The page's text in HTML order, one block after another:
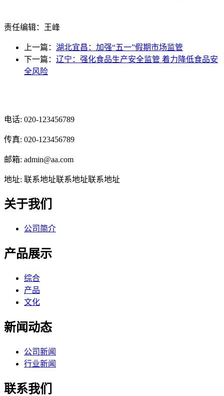
责任编辑：王峰
上一篇： 湖北宜昌：加强“五一”假期市场监管
下一篇： 辽宁：强化食品生产安全监管 着力降低食品安
全风险
电话: 020-123456789
传真: 020-123456789
邮箱: admin@aa.com
地址: 联系地址联系地址联系地址
关于我们
公司简介
产品展示
综合
产品
文化
新闻动态
公司新闻
行业新闻
联系我们